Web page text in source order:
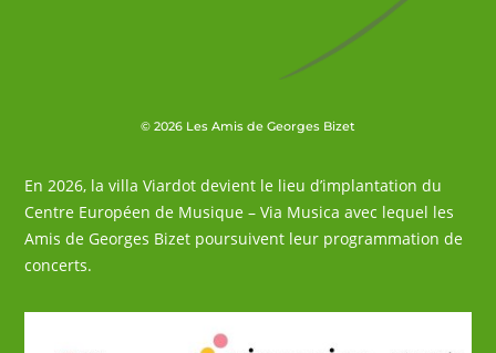
© 2026 Les Amis de Georges Bizet
En 2026, la villa Viardot devient le lieu d’implantation du
Centre Européen de Musique – Via Musica avec lequel les
Amis de Georges Bizet poursuivent leur programmation de
concerts.